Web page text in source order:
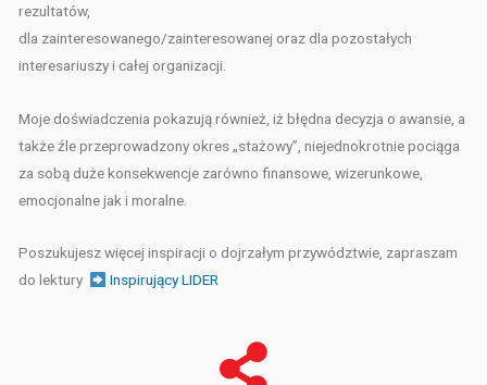
rezultatów,
dla zainteresowanego/zainteresowanej oraz dla pozostałych
interesariuszy i całej organizacji.
Moje doświadczenia pokazują również, iż błędna decyzja o awansie, a
także źle przeprowadzony okres „stażowy”, niejednokrotnie pociąga
za sobą duże konsekwencje zarówno finansowe, wizerunkowe,
emocjonalne jak i moralne.
Poszukujesz więcej inspiracji o dojrzałym przywództwie, zapraszam
do lektury
Inspirujący LIDER